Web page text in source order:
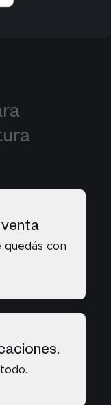
negocios
quedás con